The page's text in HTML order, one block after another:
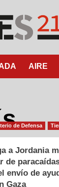
AIRE
de Defensa
a Jordania
de
envío de
Gaza